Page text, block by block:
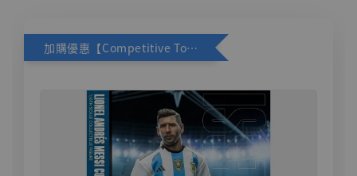
加購優惠【Competitive Toys 梅西 [CM001]】